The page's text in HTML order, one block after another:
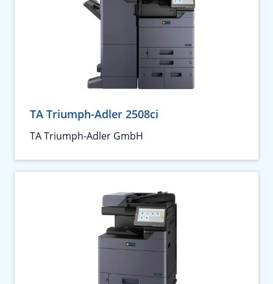
TA Triumph-Adler 2508ci
TA Triumph-Adler GmbH